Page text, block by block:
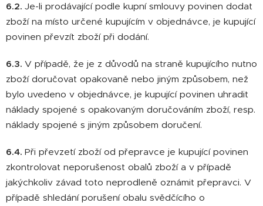
6.2. Je-li prodávající podle kupní smlouvy povinen dodat
zboží na místo určené kupujícím v objednávce, je kupující
povinen převzít zboží při dodání.
6.3. V případě, že je z důvodů na straně kupujícího nutno
zboží doručovat opakovaně nebo jiným způsobem, než
bylo uvedeno v objednávce, je kupující povinen uhradit
náklady spojené s opakovaným doručováním zboží, resp.
náklady spojené s jiným způsobem doručení.
6.4. Při převzetí zboží od přepravce je kupující povinen
zkontrolovat neporušenost obalů zboží a v případě
jakýchkoliv závad toto neprodleně oznámit přepravci. V
případě shledání porušení obalu svědčícího o